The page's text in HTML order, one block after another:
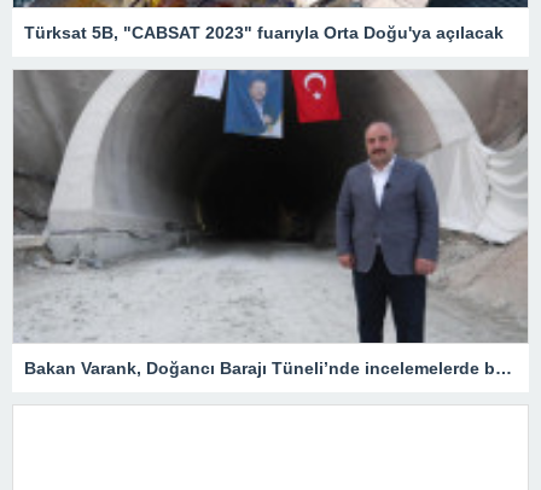
Türksat 5B, "CABSAT 2023" fuarıyla Orta Doğu'ya açılacak
Bakan Varank, Doğancı Barajı Tüneli’nde incelemelerde bulundu